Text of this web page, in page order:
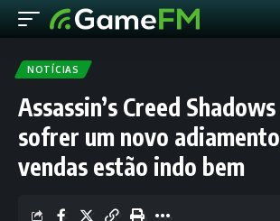
NOTÍCIAS
Assassin’s Creed
sofrer um novo
vendas estão indo bem